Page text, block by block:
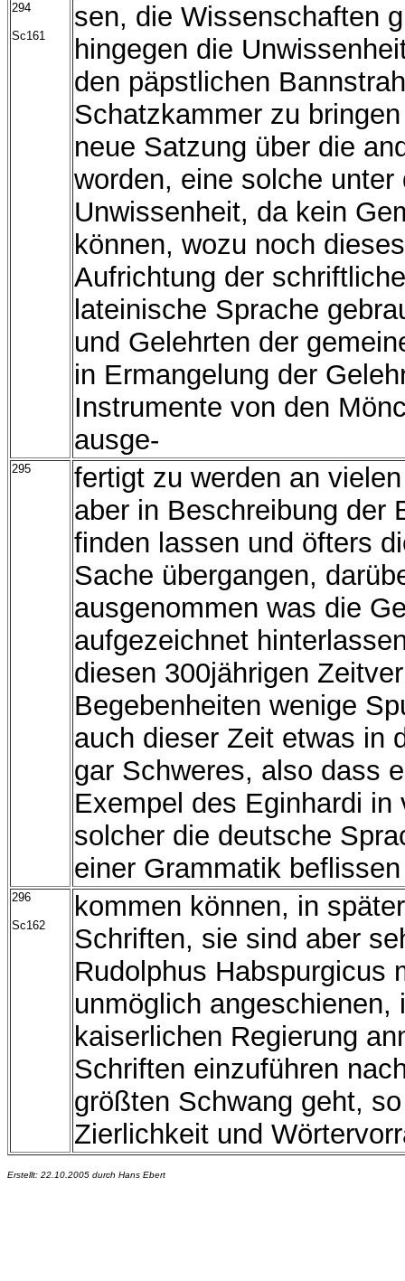
294
Sc161
sen, die Wissenschaften
hingegen die
den päpstlichen
Schatzkammer zu
neue Satzung über die
worden, eine solche
Unwissenheit, da kein
können, wozu noch
Aufrichtung der
lateinische Sprache
und Gelehrten der
in Ermangelung der
Instrumente von den
ausge-
295
fertigt zu werden an
aber in Beschreibung der
finden lassen und öfters
Sache übergangen,
ausgenommen was die
aufgezeichnet
diesen 300jährigen
Begebenheiten wenige
auch dieser Zeit etwas in
gar Schweres, also dass
Exempel des Eginhardi
solcher die deutsche
einer Grammatik
296
Sc162
kommen können, in
Schriften, sie sind aber
Rudolphus Habspurgicus
unmöglich
kaiserlichen Regierung
Schriften einzuführen
größten Schwang geht,
Zierlichkeit und
Erstellt: 22.10.2005 durch Hans Ebert